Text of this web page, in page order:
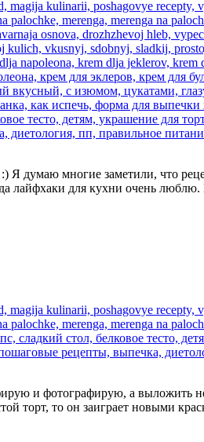
Я думаю многие заметили, что
лайфхаки для кухни очень
и фотографирую, а выложить
торт, то он заиграет новыми